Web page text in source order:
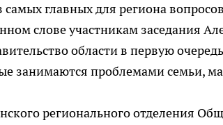
главных для региона
слове участникам заседания
области в первую
занимаются проблемами семьи,
регионального отделения